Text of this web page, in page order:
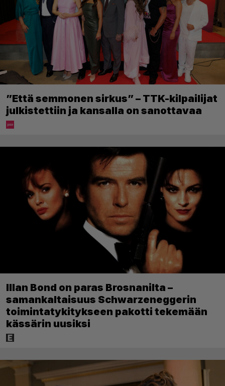
”Että semmonen sirkus” – TTK-kilpailijat
julkistettiin ja kansalla on sanottavaa
Illan Bond on paras Brosnanilta –
samankaltaisuus Schwarzeneggerin
toimintatykitykseen pakotti tekemään
kässärin uusiksi